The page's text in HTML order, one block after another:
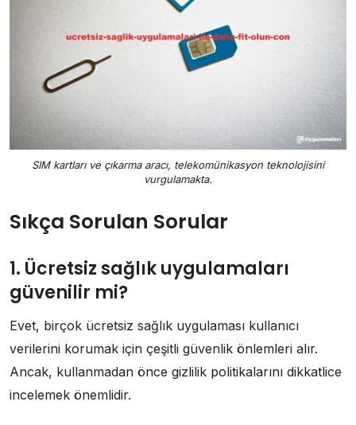
SIM kartları ve çıkarma aracı, telekomünikasyon teknolojisini
vurgulamakta.
Sıkça Sorulan Sorular
1. Ücretsiz sağlık uygulamaları
güvenilir mi?
Evet, birçok ücretsiz sağlık uygulaması kullanıcı
verilerini korumak için çeşitli güvenlik önlemleri alır.
Ancak, kullanmadan önce gizlilik politikalarını dikkatlice
incelemek önemlidir.